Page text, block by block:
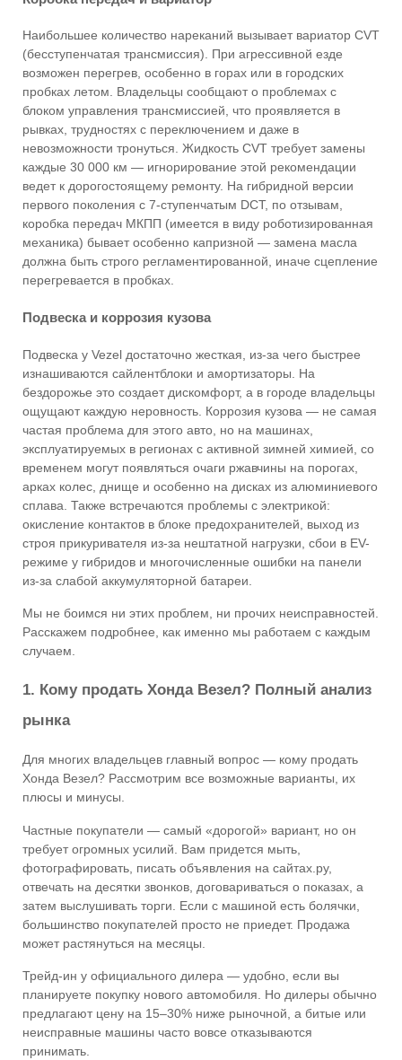
Наибольшее количество нареканий вызывает вариатор CVT
(бесступенчатая трансмиссия). При агрессивной езде
возможен перегрев, особенно в горах или в городских
пробках летом. Владельцы сообщают о проблемах с
блоком управления трансмиссией, что проявляется в
рывках, трудностях с переключением и даже в
невозможности тронуться. Жидкость CVT требует замены
каждые 30 000 км — игнорирование этой рекомендации
ведет к дорогостоящему ремонту. На гибридной версии
первого поколения с 7-ступенчатым DCT, по отзывам,
коробка передач МКПП (имеется в виду роботизированная
механика) бывает особенно капризной — замена масла
должна быть строго регламентированной, иначе сцепление
перегревается в пробках.
Подвеска и коррозия кузова
Подвеска у Vezel достаточно жесткая, из-за чего быстрее
изнашиваются сайлентблоки и амортизаторы. На
бездорожье это создает дискомфорт, а в городе владельцы
ощущают каждую неровность. Коррозия кузова — не самая
частая проблема для этого авто, но на машинах,
эксплуатируемых в регионах с активной зимней химией, со
временем могут появляться очаги ржавчины на порогах,
арках колес, днище и особенно на дисках из алюминиевого
сплава. Также встречаются проблемы с электрикой:
окисление контактов в блоке предохранителей, выход из
строя прикуривателя из-за нештатной нагрузки, сбои в EV-
режиме у гибридов и многочисленные ошибки на панели
из-за слабой аккумуляторной батареи.
Мы не боимся ни этих проблем, ни прочих неисправностей.
Расскажем подробнее, как именно мы работаем с каждым
случаем.
1. Кому продать Хонда Везел? Полный анализ
рынка
Для многих владельцев главный вопрос — кому продать
Хонда Везел? Рассмотрим все возможные варианты, их
плюсы и минусы.
Частные покупатели — самый «дорогой» вариант, но он
требует огромных усилий. Вам придется мыть,
фотографировать, писать объявления на сайтах.ру,
отвечать на десятки звонков, договариваться о показах, а
затем выслушивать торги. Если с машиной есть болячки,
большинство покупателей просто не приедет. Продажа
может растянуться на месяцы.
Трейд-ин у официального дилера — удобно, если вы
планируете покупку нового автомобиля. Но дилеры обычно
предлагают цену на 15–30% ниже рыночной, а битые или
неисправные машины часто вовсе отказываются
принимать.